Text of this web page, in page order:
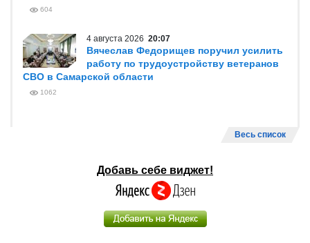
604
4 августа 2026 20:07
Вячеслав Федорищев поручил усилить
работу по трудоустройству ветеранов
СВО в Самарской области
1062
Весь список
Добавь себе виджет!